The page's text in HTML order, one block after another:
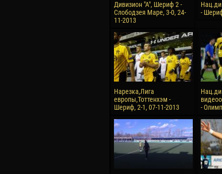
Дивизион "А", Шериф 2 -
Слободзея Маре, 3-0, 24-
11-2013
-
Нарезка,Лига
европы,Тоттенхэм -
Шериф, 2-1, 07-11-2013
-